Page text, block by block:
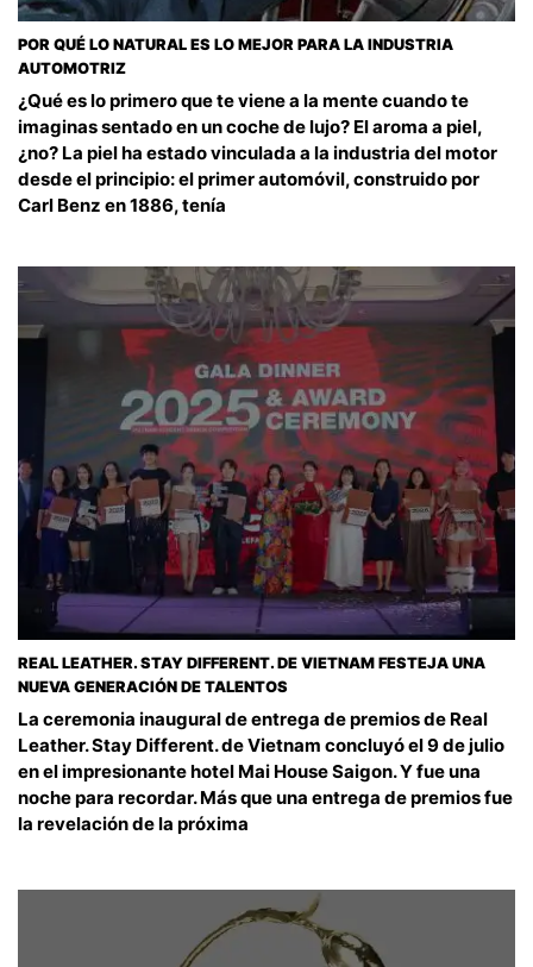
POR QUÉ LO NATURAL ES LO MEJOR PARA LA INDUSTRIA
AUTOMOTRIZ
¿Qué es lo primero que te viene a la mente cuando te
imaginas sentado en un coche de lujo? El aroma a piel,
¿no? La piel ha estado vinculada a la industria del motor
desde el principio: el primer automóvil, construido por
Carl Benz en 1886, tenía
REAL LEATHER. STAY DIFFERENT. DE VIETNAM FESTEJA UNA
NUEVA GENERACIÓN DE TALENTOS
La ceremonia inaugural de entrega de premios de Real
Leather. Stay Different. de Vietnam concluyó el 9 de julio
en el impresionante hotel Mai House Saigon. Y fue una
noche para recordar. Más que una entrega de premios fue
la revelación de la próxima